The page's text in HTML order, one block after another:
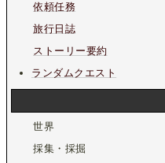
依頼任務
旅行日誌
ストーリー要約
ランダムクエスト
世界
採集・採掘